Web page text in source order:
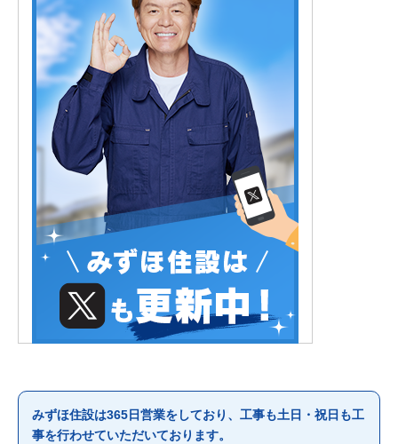
みずほ住設は365日営業をしており、工事も土日・祝日も工
事を行わせていただいております。